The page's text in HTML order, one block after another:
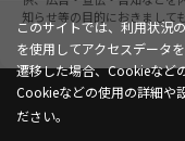
知らせ等の目的におきまして
このサイトでは、利用状況
を使用してアクセスデータ
遷移した場合、Cookieなど
Cookieなどの使用の詳細や
ださい。